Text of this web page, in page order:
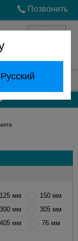
Русский
Позвонить
Войти
24-24
125 мм
150 мм
300 мм
305 мм
405 мм
76 мм